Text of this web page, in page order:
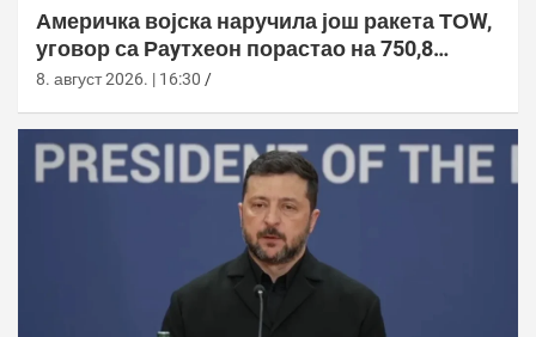
Америчка војска наручила још ракета ТОW,
уговор са Раyтхеон порастао на 750,8
милиона долара
8. август 2026. | 16:30